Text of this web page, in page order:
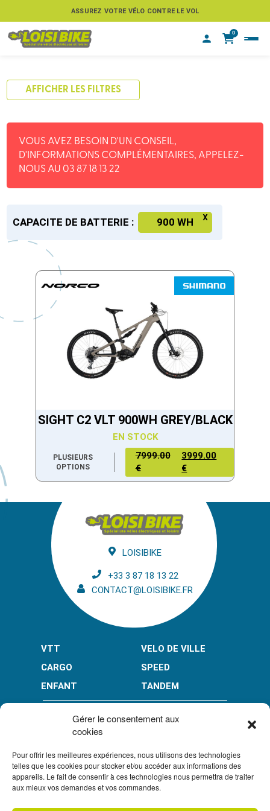
Gérer le consentement aux
cookies
Pour offrir les meilleures expériences, nous utilisons des technologies
telles que les cookies pour stocker et/ou accéder aux informations des
appareils. Le fait de consentir à ces technologies nous permettra de traiter
aux mieux vos demandes et vos commandes.
ASSUREZ VOTRE VÉLO CONTRE LE VOL
0
AFFICHER LES FILTRES
VOUS AVEZ BESOIN D'UN CONSEIL,
D'INFORMATIONS COMPLÉMENTAIRES, APPELEZ-
NOUS AU 03 87 18 13 22
CAPACITE DE BATTERIE : 900 WH
SIGHT C2 VLT 900WH GREY/BLACK
EN STOCK
PLUSIEURS
OPTIONS
7999.00
€
3999.00
€
LOISIBIKE
+33 3 87 18 13 22
CONTACT@LOISIBIKE.FR
VTT
VELO DE VILLE
CARGO
SPEED
ENFANT
TANDEM
PAIEMENT EN PLUSIEURS FOIS* :
LIMITÉ À 3000 € POUR LE 10X. LIMITÉ À 6000 € POUR LE 3X ET 4X.
CONDITION GÉNÉRALES DE VENTE
POLITIQUE DE CONFIDENTIALITÉ